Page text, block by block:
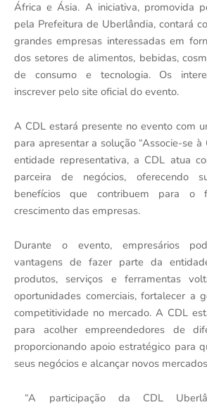
África e Ásia. A iniciativa, promovida
pela Prefeitura de Uberlândia, contará
grandes empresas interessadas em
dos setores de alimentos, bebidas,
de consumo e tecnologia. Os
inscrever pelo site oficial do evento.
A CDL estará presente no evento com
para apresentar a solução “Associe-se
entidade representativa, a CDL atua
parceira de negócios, oferecendo
benefícios que contribuem para o
crescimento das empresas.
Durante o evento, empresários
vantagens de fazer parte da
produtos, serviços e ferramentas
oportunidades comerciais, fortalecer a
competitividade no mercado. A CDL
para acolher empreendedores de
proporcionando apoio estratégico para
seus negócios e alcançar novos
“A participação da CDL